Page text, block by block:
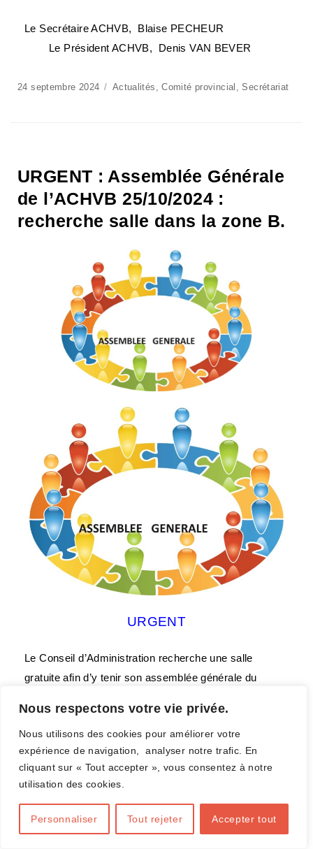
Nous respectons votre vie privée.
Nous utilisons des cookies pour améliorer votre
expérience de navigation, analyser notre trafic. En
cliquant sur « Tout accepter », vous consentez à notre
utilisation des cookies.
Personnaliser Tout rejeter Accepter tout
Le Secrétaire ACHVB, Blaise PECHEUR
Le Président ACHVB, Denis VAN BEVER
24 septembre 2024 Actualités ,Comité provincial ,Secrétariat
URGENT : Assemblée Générale
de l’ACHVB 25/10/2024 :
recherche salle dans la zone B.
URGENT
Le Conseil d’Administration recherche une salle
gratuite afin d’y tenir son assemblée générale du
disposition 50 places assises pour les représentants
des clubs et tables et chaises pour 11 administrateurs
du CA.
Cette Assemblée se tiendra dans la zone Mons &
centre (Zone B).(aucune candidature reçue de la zone